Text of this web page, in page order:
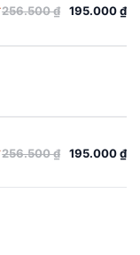
256.500₫ 195.000₫
256.500₫ 195.000₫